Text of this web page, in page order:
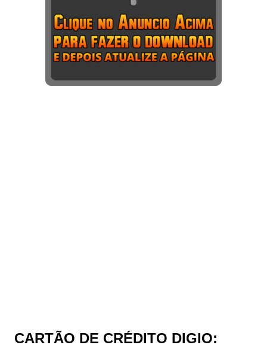
CARTÃO DE CRÉDITO DIGIO: